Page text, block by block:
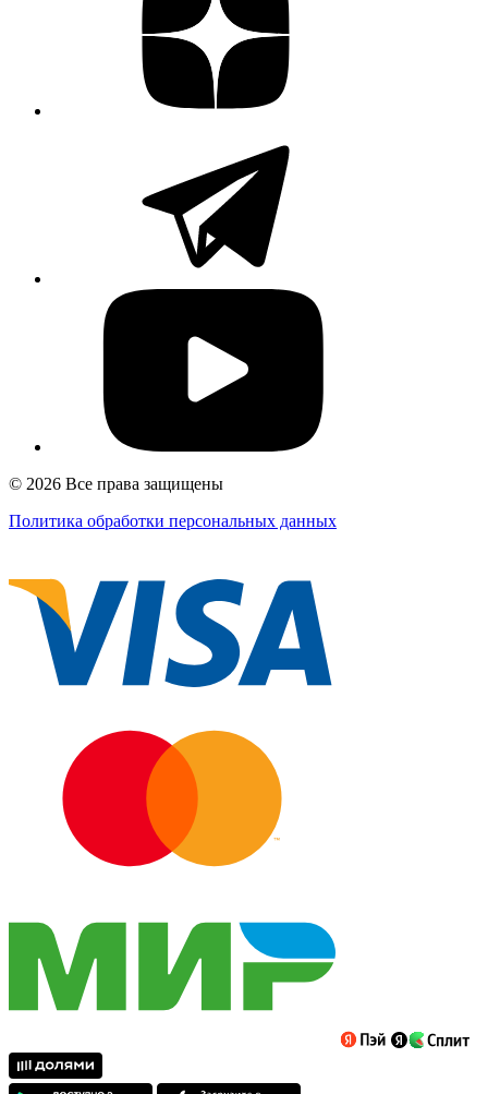
© 2026 Все права защищены
Политика обработки персональных данных